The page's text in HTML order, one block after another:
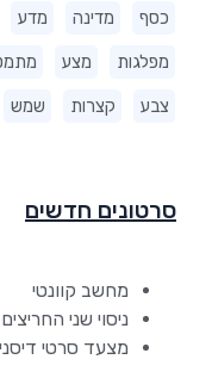
כסף מדינה מדע
מפלגות מצע
צבע קצרות שמש
סרטונים חדשים
מחשב קוונטי
ניסוי שני החריצים
מצעד סרטי דיסני